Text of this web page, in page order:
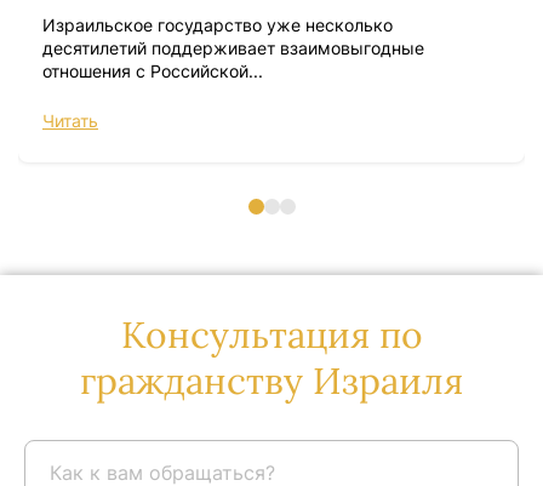
Израильское государство уже несколько
десятилетий поддерживает взаимовыгодные
отношения с Российской...
Читать
Консультация по
гражданству Израиля